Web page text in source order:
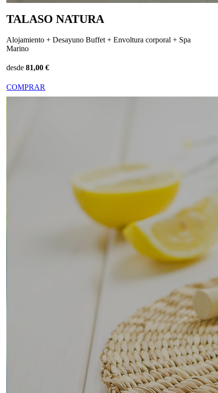
TALASO NATURA
Alojamiento + Desayuno Buffet + Envoltura corporal + Spa
Marino
desde 81,00 €
COMPRAR